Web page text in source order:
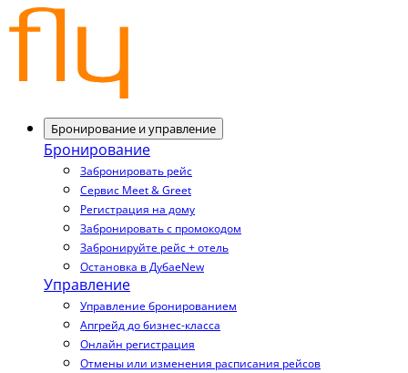
Бронирование и управление
Бронирование
Забронировать рейс
Сервис Meet & Greet
Регистрация на дому
Забронировать с промокодом
Забронируйте рейс + отель
Остановка в ДубаеNew
Управление
Управление бронированием
Апгрейд до бизнес-класса
Онлайн регистрация
Отмены или изменения расписания рейсов